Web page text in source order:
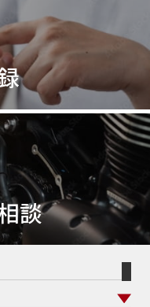
ニア
ABS400cc
リカン
モタード
4ストローク
500cc
50cc
モデル50周年
リーズ
ルブ5月600cc
談